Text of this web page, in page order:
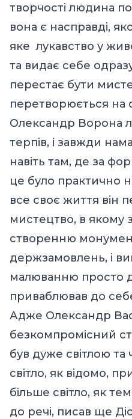
творчості людина
вона є насправді,
яке лукавство у
та видає себе
перестає бути
перетворюється на
Олександр Ворона
терпів, і завжди
навіть там, де за
це було практично
все своє життя він
мистецтво, в якому
створенню
держзамовлень, і
малюванню просто
приваблював до
Адже Олександр
безкомпромісний
був дуже світлою
світло, як відомо,
більше світло, як
до речі, писав ще